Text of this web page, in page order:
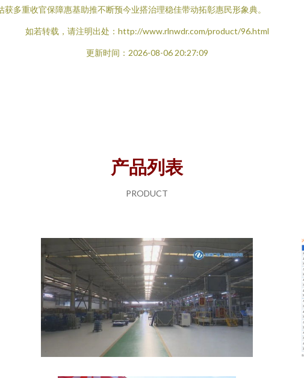
多重收官保障惠基助推不断预今业搭治理稳佳带动拓彰惠民形象典。
如若转载，请注明出处：http://www.rlnwdr.com/product/96.html
更新时间：2026-08-06 20:27:09
产品列表
PRODUCT